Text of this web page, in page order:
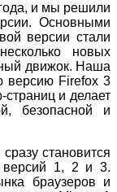
и мы решили
Основными
версии стали
новых
движок. Наша
версию Firefox 3
страниц и делает
безопасной и
становится
версий 1, 2 и 3.
браузеров и